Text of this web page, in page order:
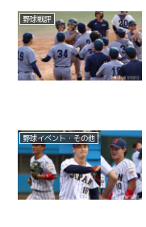
野球戦評
野球イベント・その他